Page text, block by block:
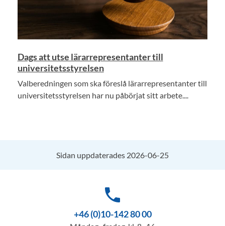
Dags att utse lärarrepresentanter till
universitetsstyrelsen
Valberedningen som ska föreslå lärarrepresentanter till
universitetsstyrelsen har nu påbörjat sitt arbete....
Sidan uppdaterades 2026-06-25
phone
+46 (0)10-142 80 00